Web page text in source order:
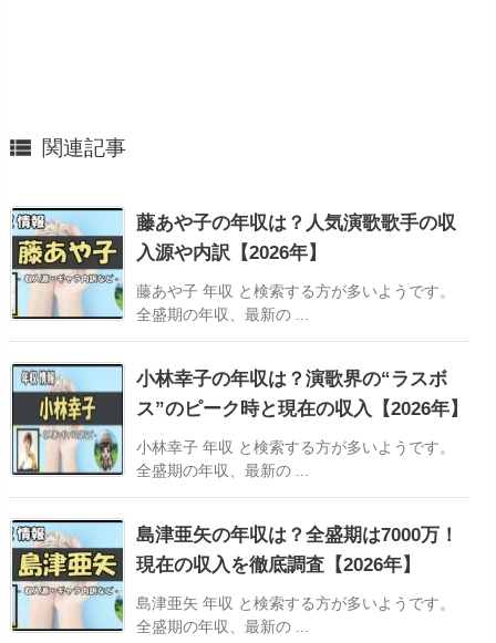
 関連記事
藤あや子の年収は？人気演歌歌手の収
入源や内訳【2026年】
藤あや子 年収 と検索する方が多いようです。
全盛期の年収、最新の ...
小林幸子の年収は？演歌界の“ラスボ
ス”のピーク時と現在の収入【2026年】
小林幸子 年収 と検索する方が多いようです。
全盛期の年収、最新の ...
島津亜矢の年収は？全盛期は7000万！
現在の収入を徹底調査【2026年】
島津亜矢 年収 と検索する方が多いようです。
全盛期の年収、最新の ...